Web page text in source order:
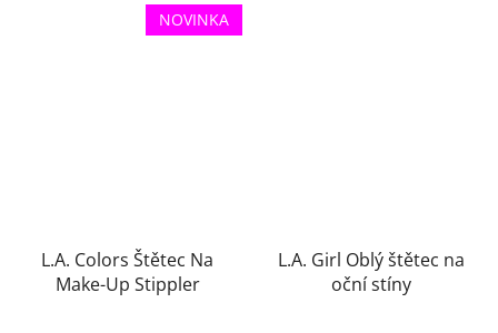
NOVINKA
L.A. Colors Štětec Na
Make-Up Stippler
L.A. Girl Oblý štětec na
oční stíny